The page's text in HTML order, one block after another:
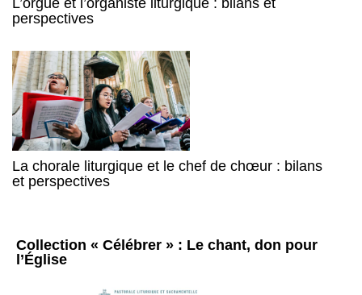
L’orgue et l’organiste liturgique : bilans et
perspectives
La chorale liturgique et le chef de chœur : bilans
et perspectives
Collection « Célébrer » : Le chant, don pour
l’Église